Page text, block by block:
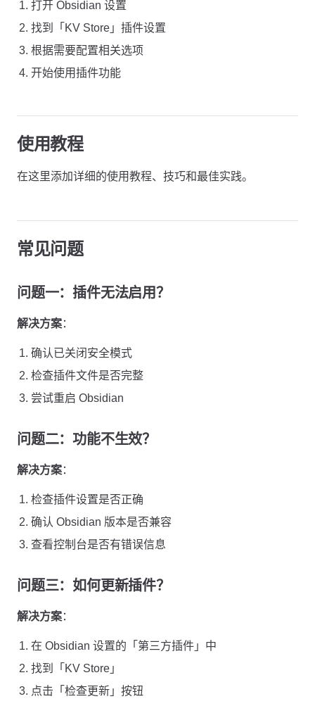
打开 Obsidian 设置
找到「KV Store」插件设置
根据需要配置相关选项
开始使用插件功能
使用教程
在这里添加详细的使用教程、技巧和最佳实践。
常见问题
问题一：插件无法启用？
解决方案：
确认已关闭安全模式
检查插件文件是否完整
尝试重启 Obsidian
问题二：功能不生效？
解决方案：
检查插件设置是否正确
确认 Obsidian 版本是否兼容
查看控制台是否有错误信息
问题三：如何更新插件？
解决方案：
在 Obsidian 设置的「第三方插件」中
找到「KV Store」
点击「检查更新」按钮